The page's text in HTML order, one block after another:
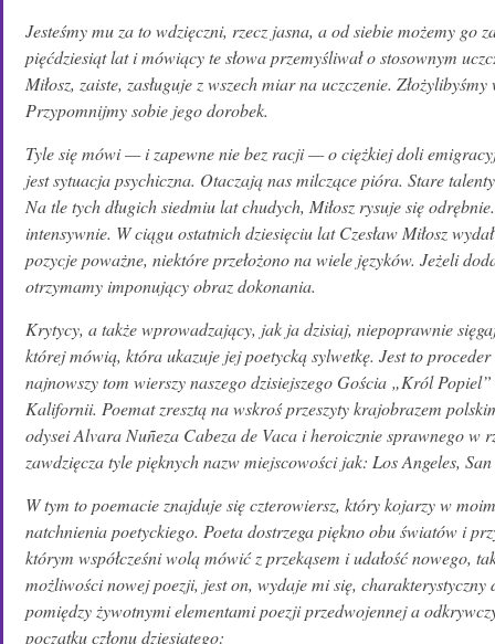
Jesteśmy mu za to wdzięczni, rzecz jasna, a od siebie możemy
pięćdziesiąt lat i mówiący te słowa przemyśliwał o stosownym
Miłosz, zaiste, zasługuje z wszech miar na uczczenie.
Przypomnijmy sobie jego dorobek.
Tyle się mówi — i zapewne nie bez racji — o ciężkiej doli
jest sytuacja psychiczna. Otaczają nas milczące pióra. Stare
Na tle tych długich siedmiu lat chudych, Miłosz rysuje się
intensywnie. W ciągu ostatnich dziesięciu lat Czesław Miłosz
pozycje poważne, niektóre przełożono na wiele języków. Jeżeli
otrzymamy imponujący obraz dokonania.
Krytycy, a także wprowadzający, jak ja dzisiaj, niepoprawnie
której mówią, która ukazuje jej poetycką sylwetkę. Jest to
najnowszy tom wierszy naszego dzisiejszego Gościa „Król Popiel”
Kalifornii. Poemat zresztą na wskroś przeszyty krajobrazem
odysei Alvara Nuñeza Cabeza de Vaca i heroicznie sprawnego
zawdzięcza tyle pięknych nazw miejscowości jak: Los Angeles,
W tym to poemacie znajduje się czterowiersz, który kojarzy w
natchnienia poetyckiego. Poeta dostrzega piękno obu światów i
którym współcześni wolą mówić z przekąsem i udałość
możliwości nowej poezji, jest on, wydaje mi się,
pomiędzy żywotnymi elementami poezji przedwojennej a
początku członu dziesiątego: